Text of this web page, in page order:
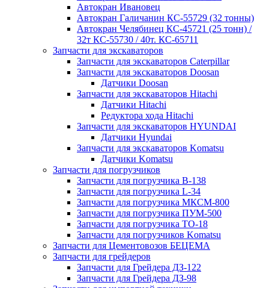
Автокран Ивановец
Автокран Галичанин КС-55729 (32 тонны)
Автокран Челябинец КС-45721 (25 тонн) /
32т КС-55730 / 40т. КС-65711
Запчасти для экскаваторов
Запчасти для экскаваторов Caterpillar
Запчасти для экскаваторов Doosan
Датчики Doosan
Запчасти для экскаваторов Hitachi
Датчики Hitachi
Редуктора хода Hitachi
Запчасти для экскаваторов HYUNDAI
Датчики Hyundai
Запчасти для экскаваторов Komatsu
Датчики Komatsu
Запчасти для погрузчиков
Запчасти для погрузчика B-138
Запчасти для погрузчика L-34
Запчасти для погрузчика МКСМ-800
Запчасти для погрузчика ПУМ-500
Запчасти для погрузчика ТО-18
Запчасти для погрузчиков Komatsu
Запчасти для Цементовозов БЕЦЕМА
Запчасти для грейдеров
Запчасти для Грейдера ДЗ-122
Запчасти для Грейдера ДЗ-98